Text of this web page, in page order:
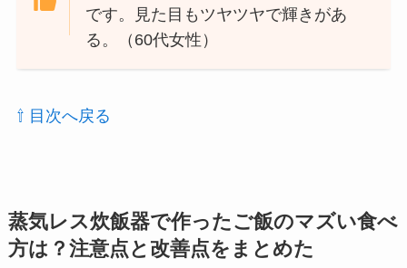
です。見た目もツヤツヤで輝きがあ
る。（60代女性）
⇧ 目次へ戻る
蒸気レス炊飯器で作ったご飯のマズい食べ
方は？注意点と改善点をまとめた